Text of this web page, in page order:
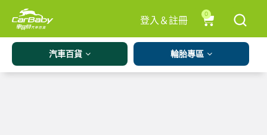
登入＆註冊
0
汽車百貨 輪胎專區